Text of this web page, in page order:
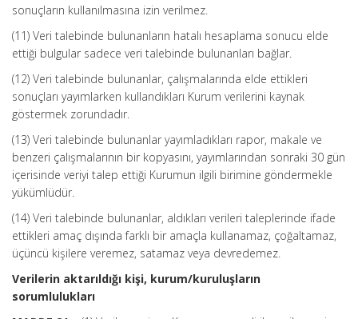
sonuçların kullanılmasına izin verilmez.
(11) Veri talebinde bulunanların hatalı hesaplama sonucu elde
ettiği bulgular sadece veri talebinde bulunanları bağlar.
(12) Veri talebinde bulunanlar, çalışmalarında elde ettikleri
sonuçları yayımlarken kullandıkları Kurum verilerini kaynak
göstermek zorundadır.
(13) Veri talebinde bulunanlar yayımladıkları rapor, makale ve
benzeri çalışmalarının bir kopyasını, yayımlarından sonraki 30 gün
içerisinde veriyi talep ettiği Kurumun ilgili birimine göndermekle
yükümlüdür.
(14) Veri talebinde bulunanlar, aldıkları verileri taleplerinde ifade
ettikleri amaç dışında farklı bir amaçla kullanamaz, çoğaltamaz,
üçüncü kişilere veremez, satamaz veya devredemez.
Verilerin aktarıldığı kişi, kurum/kuruluşların
sorumlulukları